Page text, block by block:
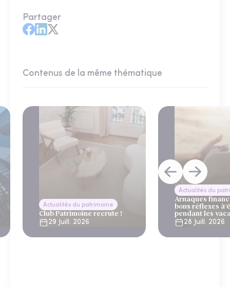
Partager
Contenus de la même thématique
Actualités du patrimoine
Club Patrimoine recrute !
29 Juill. 2026
Actualités du
Arnaques
bons réflexes à
pendant les
28 Juill. 2026